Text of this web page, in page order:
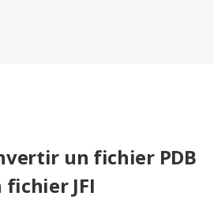
un fichier PDB
fichier JFI